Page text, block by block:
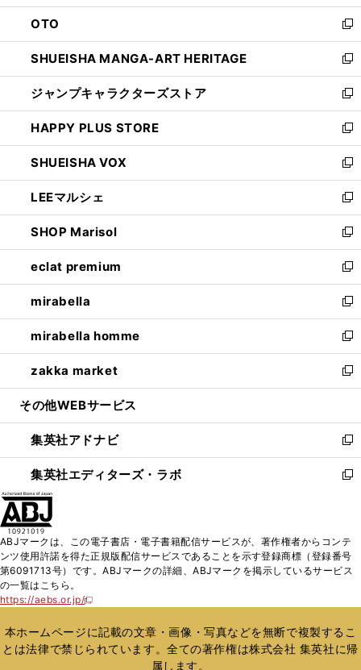
ウ
で
開
く
ン
ド
ウ
で
開
く
OTO
新
し
い
ウ
ィ
ン
ド
ウ
で
開
く
SHUEISHA MANGA-ART HERITAGE
新
し
い
ウ
ィ
ン
ド
ウ
で
開
く
ジャンプキャラクターズストア
新
し
い
ウ
ィ
ン
ド
ウ
で
開
く
HAPPY PLUS STORE
新
し
い
ウ
ィ
ン
ド
ウ
で
開
く
SHUEISHA VOX
新
し
い
ウ
ィ
ン
ド
ウ
で
開
く
LEEマルシェ
新
し
い
ウ
ィ
ン
ド
ウ
で
開
く
SHOP Marisol
新
し
い
ウ
ィ
ン
ド
ウ
で
開
eclat premium
新
し
い
ウ
ィ
ン
ド
ウ
開
く
mirabella
新
し
い
ウ
ィ
ン
ウ
で
開
く
mirabella homme
新
し
い
ウ
ン
ド
ウ
で
zakka market
新
し
ウ
ィ
ン
ド
く
その他WEBサービス
集英社アドナビ
新
し
い
ド
ウ
で
集英社エディターズ・ラボ
新
ィ
ン
ド
開
く
ABJマークは、この電子書店・電子書籍配信サービスが、著作権者からコンテ
ンツ使用許諾を得た正規版配信サービスであることを示す登録商標（登録番号
第6091713号）です。ABJマークの詳細、ABJマークを掲示しているサービス
の一覧はこちら。
https://aebs.or.jp/
新
い
ウ
ィ
本ホームページに記載の文章・画像・写真などを無断で複製するこ
とは法律で禁じられています。全ての著作権は株式会社 集英社に帰
属します。